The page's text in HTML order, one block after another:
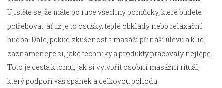
Ujistěte se, že máte po ruce všechny pomůcky, které budete
potřebovat, ať už je to osušky, teplé obklady nebo relaxační
hudba. Dále, pokud zkušenost s masáží přináší úlevu a klid,
zaznamenejte si, jaké techniky a produkty pracovaly nejlépe.
Toto je cesta k tomu, jak si vytvořit osobní masážní rituál,
který podpoří váš spánek a celkovou pohodu.